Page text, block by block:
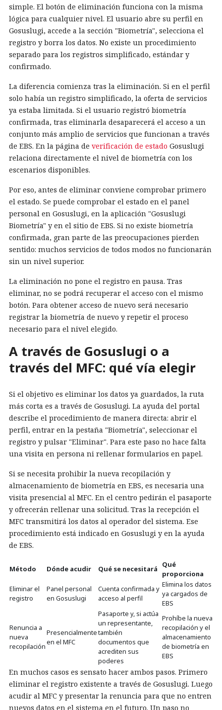
simple. El botón de eliminación funciona con la misma
lógica para cualquier nivel. El usuario abre su perfil en
Gosuslugi, accede a la sección "Biometría", selecciona el
registro y borra los datos. No existe un procedimiento
separado para los registros simplificado, estándar y
confirmado.
La diferencia comienza tras la eliminación. Si en el perfil
solo había un registro simplificado, la oferta de servicios
ya estaba limitada. Si el usuario registró biometría
confirmada, tras eliminarla desaparecerá el acceso a un
conjunto más amplio de servicios que funcionan a través
de EBS. En la página de verificación de estado Gosuslugi
relaciona directamente el nivel de biometría con los
escenarios disponibles.
Por eso, antes de eliminar conviene comprobar primero
el estado. Se puede comprobar el estado en el panel
personal en Gosuslugi, en la aplicación "Gosuslugi
Biometría" y en el sitio de EBS. Si no existe biometría
confirmada, gran parte de las preocupaciones pierden
sentido: muchos servicios de todos modos no funcionarán
sin un nivel superior.
La eliminación no pone el registro en pausa. Tras
eliminar, no se podrá recuperar el acceso con el mismo
botón. Para obtener acceso de nuevo será necesario
registrar la biometría de nuevo y repetir el proceso
necesario para el nivel elegido.
A través de Gosuslugi o a
través del MFC: qué vía elegir
Si el objetivo es eliminar los datos ya guardados, la ruta
más corta es a través de Gosuslugi. La ayuda del portal
describe el procedimiento de manera directa: abrir el
perfil, entrar en la pestaña "Biometría", seleccionar el
registro y pulsar "Eliminar". Para este paso no hace falta
una visita en persona ni rellenar formularios en papel.
Si se necesita prohibir la nueva recopilación y
almacenamiento de biometría en EBS, es necesaria una
visita presencial al MFC. En el centro pedirán el pasaporte
y ofrecerán rellenar una solicitud. Tras la recepción el
MFC transmitirá los datos al operador del sistema. Ese
procedimiento está indicado en Gosuslugi y en la ayuda
de EBS.
Método Dónde acudir Qué se necesitará
Qué
proporciona
Eliminar el
registro
Panel personal
en Gosuslugi
Cuenta confirmada y
acceso al perfil
Elimina los datos
ya cargados de
EBS
Renuncia a
nueva
recopilación
Presencialmente
en el MFC
Pasaporte y, si actúa
un representante,
también
documentos que
acrediten sus
poderes
Prohíbe la nueva
recopilación y el
almacenamiento
de biometría en
EBS
En muchos casos es sensato hacer ambos pasos. Primero
eliminar el registro existente a través de Gosuslugi. Luego
acudir al MFC y presentar la renuncia para que no entren
nuevos datos en el sistema en el futuro. Un paso no